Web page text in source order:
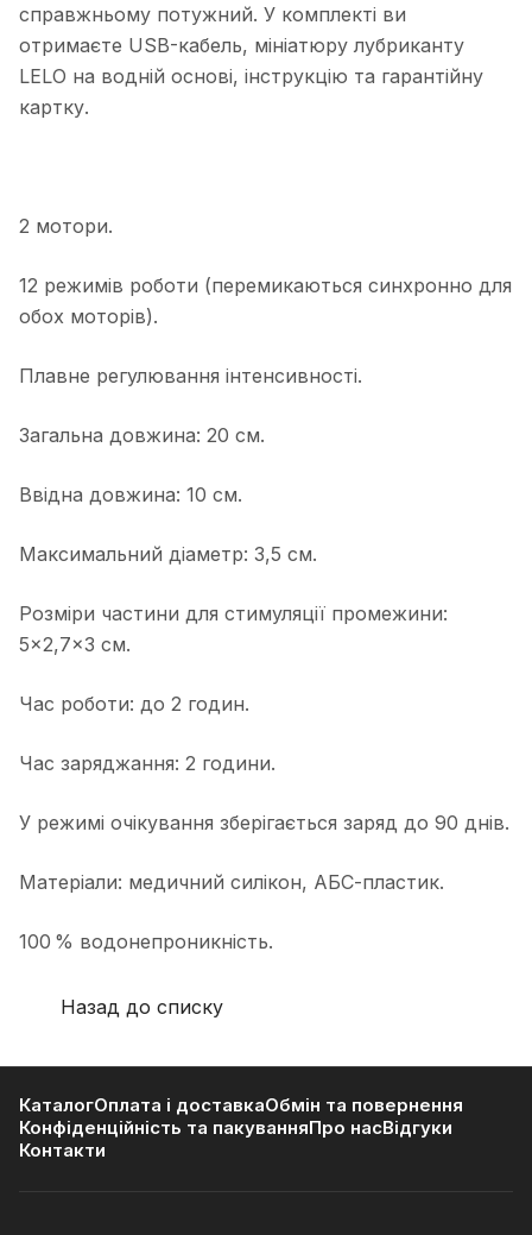
справжньому потужний. У комплекті ви
отримаєте USB-кабель, мініатюру лубриканту
LELO на водній основі, інструкцію та гарантійну
картку.
2 мотори.
12 режимів роботи (перемикаються синхронно для
обох моторів).
Плавне регулювання інтенсивності.
Загальна довжина: 20 см.
Ввідна довжина: 10 см.
Максимальний діаметр: 3,5 см.
Розміри частини для стимуляції промежини:
5×2,7×3 см.
Час роботи: до 2 годин.
Час заряджання: 2 години.
У режимі очікування зберігається заряд до 90 днів.
Матеріали: медичний силікон, АБС-пластик.
100 % водонепроникність.
Назад до списку
КаталогОплата і доставкаОбмін та повернення
Конфіденційність та пакуванняПро насВідгуки
Контакти